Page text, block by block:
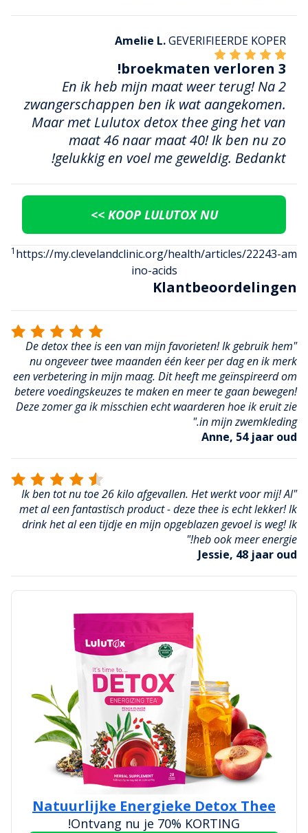
Amelie L.GEVERIFIEERDE KOPER
3 broekmaten verloren!
En ik heb mijn maat weer terug! Na 2
zwangerschappen ben ik wat aangekomen.
Maar met Lulutox detox thee ging het van
maat 46 naar maat 40! Ik ben nu zo
gelukkig en voel me geweldig. Bedankt!
KOOP LULUTOX NU >>
1 https://my.clevelandclinic.org/health/articles/22243-am
ino-acids
Klantbeoordelingen
"De detox thee is een van mijn favorieten! Ik gebruik hem
nu ongeveer twee maanden één keer per dag en ik merk
een verbetering in mijn maag. Dit heeft me geïnspireerd om
betere voedingskeuzes te maken en meer te gaan bewegen!
Deze zomer ga ik misschien echt waarderen hoe ik eruit zie
in mijn zwemkleding."
Anne, 54 jaar oud
"Ik ben tot nu toe 26 kilo afgevallen. Het werkt voor mij! Al
met al een fantastisch product - deze thee is echt lekker! Ik
drink het al een tijdje en mijn opgeblazen gevoel is weg! Ik
heb ook meer energie!"
Jessie, 48 jaar oud
Natuurlijke Energieke Detox Thee
Ontvang nu je 70% KORTING!